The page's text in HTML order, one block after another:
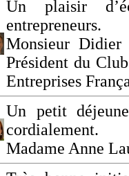
Un plaisir
entrepreneurs.
Monsieur
Président du
Entreprises
Un petit
cordialement.
Madame Anne